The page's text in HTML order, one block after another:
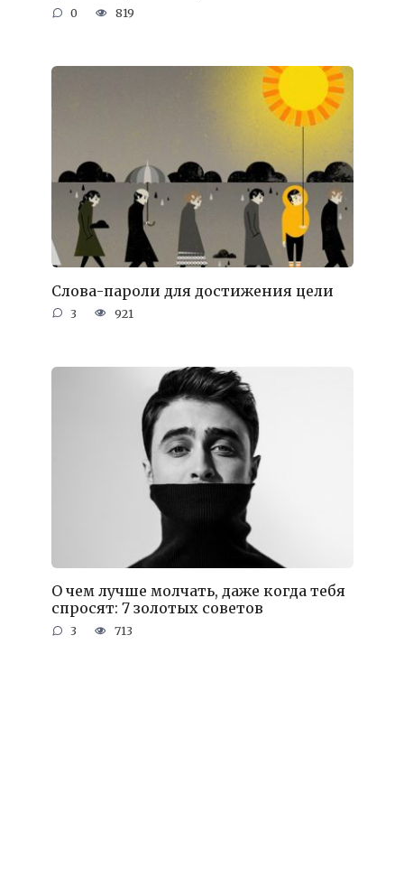
0 819
Слова-пароли для достижения цели
3 921
О чем лучше молчать, даже когда тебя
спросят: 7 золотых советов
3 713